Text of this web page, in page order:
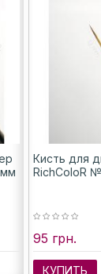
Кисть для
RichColoR
95 грн.
КУПИТЬ